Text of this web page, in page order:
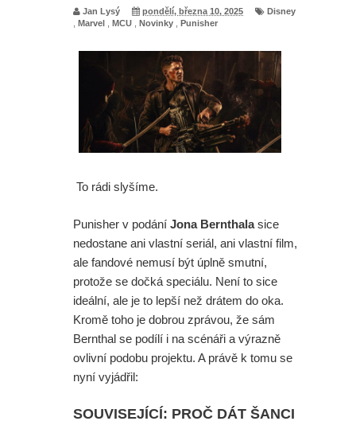
Jan Lysý pondělí, března 10, 2025
Disney
Marvel MCU Novinky Punisher
To rádi slyšíme.
Punisher v podání Jona Bernthalasice
nedostane ani vlastní seriál, ani vlastní film,
ale fandové nemusí být úplně smutní,
protože se dočká speciálu. Není to sice
ideální, ale je to lepší než drátem do oka.
Kromě toho je dobrou zprávou, že sám
Bernthal se podílí i na scénáři a výrazně
ovlivní podobu projektu. A právě k tomu se
nyní vyjádřil:
SOUVISEJÍCÍ: PROČ DÁT ŠANCI